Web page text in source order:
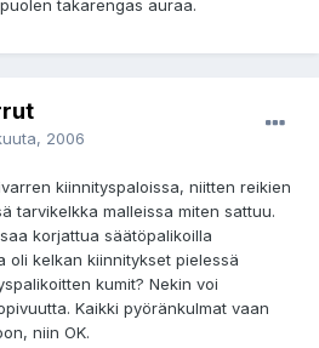
takarengas auraa.
2006
kiinnityspaloissa, niitten reikien
tarvikelkka malleissa miten sattuu.
korjattua säätöpalikoilla
oli kelkan kiinnitykset pielessä
kumit? Nekin voi
Kaikki pyöränkulmat vaan
niin OK.